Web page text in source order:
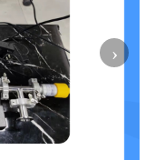
›